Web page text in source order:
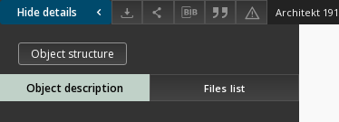
Hide details Architekt
Object structure
Object description Files list